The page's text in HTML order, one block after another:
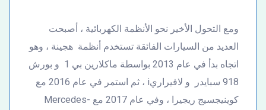
ومع التحول الأخير نحو الأنظمة الكهربائية ، أصبحت
العديد من السيارات الفائقة تستخدم أنظمة هجينة ، وهو
اتجاه بدأ في عام 2013 بواسطة ماكلارين بي 1 و بورش
918 سبايدر و لافيراريi ، ثم استمر في عام 2016 مع
كوينيجسيج ريجيرا ، وفي عام 2017 مع Mercedes-